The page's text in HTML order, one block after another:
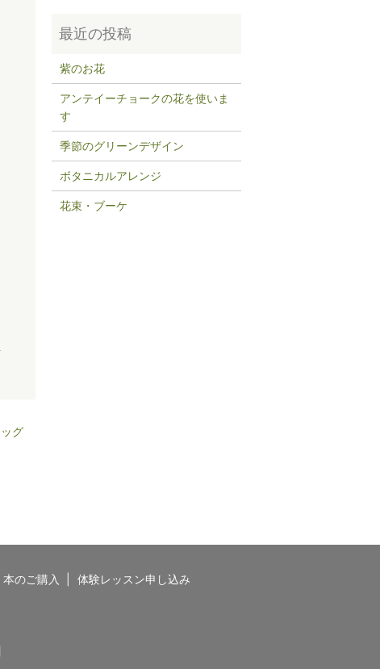
グ
紫のお花
アンテイーチョークの花を使いま
す
季節のグリーンデザイン
ボタニカルアレンジ
花束・ブーケ
本のご購入
体験レッスン申し込み